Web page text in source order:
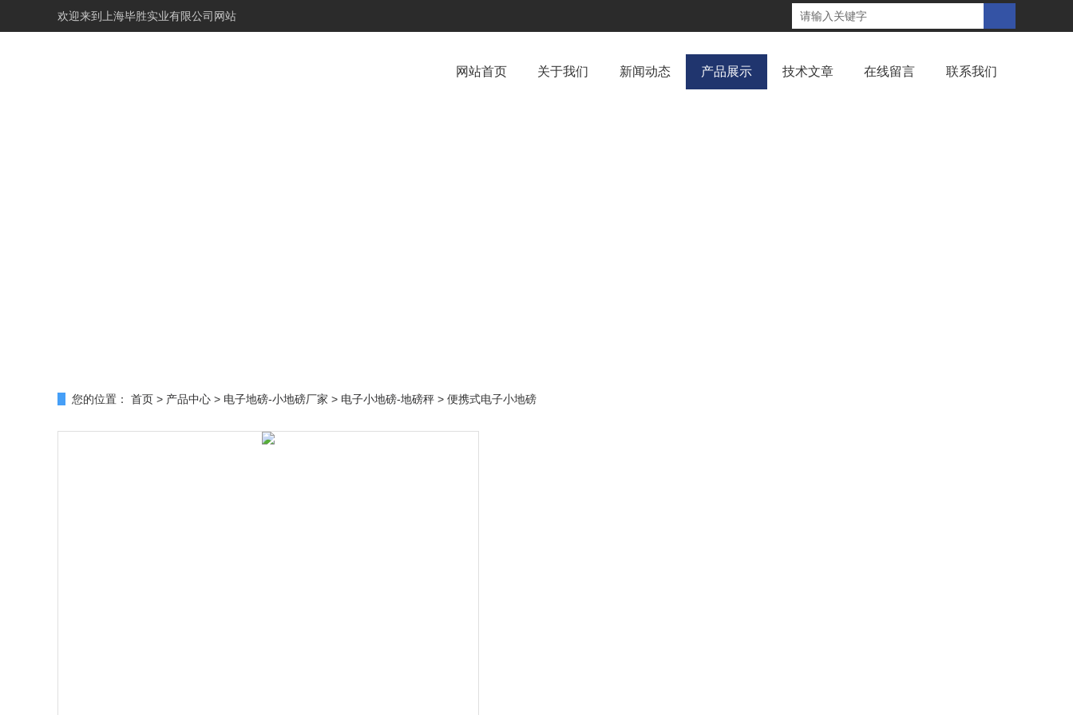
欢迎来到 上海毕胜实业有限公司网站
网站首页 关于我们 新闻动态 产品展示 技术文章 在线留言 联系我们
您的位置： 首页 > 产品中心 > 电子地磅-小地磅厂家 > 电子小地磅-地磅秤 > 便携式电子小地磅